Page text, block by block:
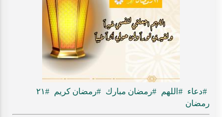
#دعاء #اللهم #رمضان مبارك #رمضان كريم
#٢١
رمضان